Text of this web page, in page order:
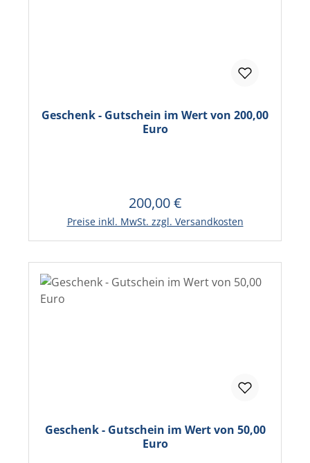
Geschenk - Gutschein im Wert von 200,00
Euro
Regulärer Preis:
200,00 €
Preise inkl. MwSt. zzgl. Versandkosten
In den Warenkorb
Geschenk - Gutschein im Wert von 50,00
Euro